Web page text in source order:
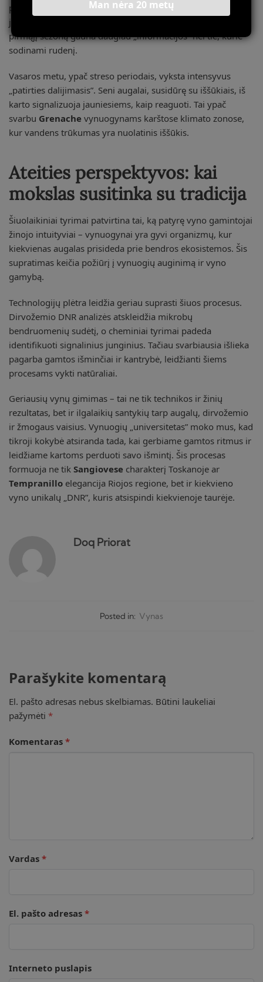
pats intensyviausias.Merlotvynuogynuose pastebėta, kad
jauni augalai, pasodinti pavasarį šalia senų krūmų, per
pirmąjį sezoną gauna daugiau „informacijos” nei tie, kurie
sodinami rudenį.
Vasaros metu, ypač streso periodais, vyksta intensyvus
„patirties dalijimasis”. Seni augalai, susidūrę su iššūkiais, iš
karto signalizuoja jauniesiems, kaip reaguoti. Tai ypač
svarbu Grenache vynuogynams karštose klimato zonose,
kur vandens trūkumas yra nuolatinis iššūkis.
Ateities perspektyvos: kai
mokslas susitinka su tradicija
Šiuolaikiniai tyrimai patvirtina tai, ką patyrę vyno gamintojai
žinojo intuityviai – vynuogynai yra gyvi organizmų, kur
kiekvienas augalas prisideda prie bendros ekosistemos. Šis
supratimas keičia požiūrį į vynuogių auginimą ir vyno
gamybą.
Technologijų plėtra leidžia geriau suprasti šiuos procesus.
Dirvožemio DNR analizės atskleidžia mikrobų
bendruomenių sudėtį, o cheminiai tyrimai padeda
identifikuoti signalinius junginius. Tačiau svarbiausia išlieka
pagarba gamtos išminčiai ir kantrybė, leidžianti šiems
procesams vykti natūraliai.
Geriausių vynų gimimas – tai ne tik technikos ir žinių
rezultatas, bet ir ilgalaikių santykių tarp augalų, dirvožemio
ir žmogaus vaisius. Vynuogių „universitetas” moko mus, kad
tikroji kokybė atsiranda tada, kai gerbiame gamtos ritmus ir
leidžiame kartoms perduoti savo išmintį. Šis procesas
formuoja ne tik Sangiovese charakterį Toskanoje ar
Tempranillo elegancija Riojos regione, bet ir kiekvieno
vyno unikalų „DNR”, kuris atsispindi kiekvienoje taurėje.
Doq Priorat
Posted in: Vynas
Parašykite komentarą
El. pašto adresas nebus skelbiamas. Būtini laukeliai
pažymėti *
Komentaras *
Vardas *
El. pašto adresas *
Interneto puslapis
Man nėra 20 metų